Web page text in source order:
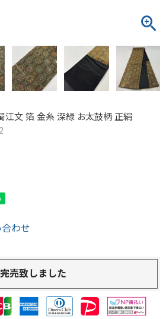
江文 箔 金糸 深緑 お太鼓柄 正絹
わせ
完売致しました